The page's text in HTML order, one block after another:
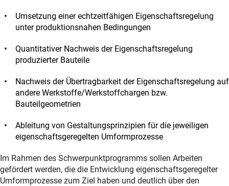
Umsetzung einer echtzeitfähigen Eigenschaftsregelung
unter produktionsnahen Bedingungen
Quantitativer Nachweis der Eigenschaftsregelung
produzierter Bauteile
Nachweis der Übertragbarkeit der Eigenschaftsregelung auf
andere Werkstoffe/Werkstoffchargen bzw.
Bauteilgeometrien
Ableitung von Gestaltungsprinzipien für die jeweiligen
eigenschaftsgeregelten Umformprozesse
Im Rahmen des Schwerpunktprogramms sollen Arbeiten
gefördert werden, die die Entwicklung eigenschaftsgeregelter
Umformprozesse zum Ziel haben und deutlich über den